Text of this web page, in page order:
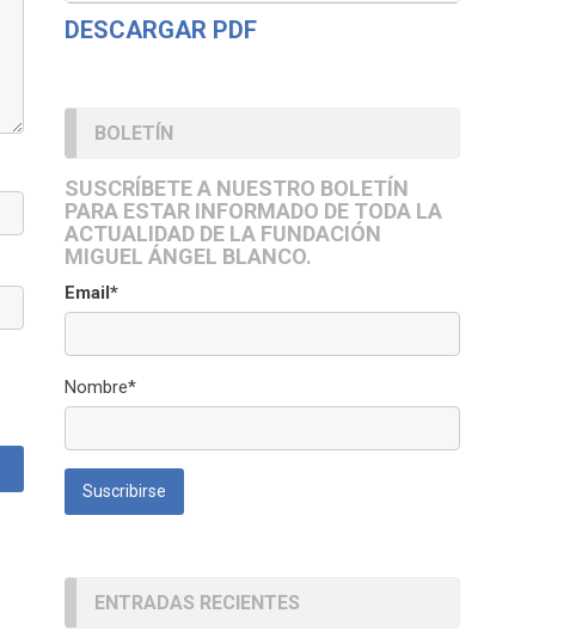
DESCARGAR PDF
BOLETÍN
SUSCRÍBETE A NUESTRO BOLETÍN
PARA ESTAR INFORMADO DE TODA LA
ACTUALIDAD DE LA FUNDACIÓN
MIGUEL ÁNGEL BLANCO.
Email*
Nombre*
ENTRADAS RECIENTES